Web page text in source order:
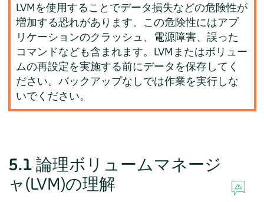
LVMを使用することでデータ損失などの危険性が
増加する恐れがあります。この危険性にはアプ
リケーションのクラッシュ、電源障害、誤った
コマンドなども含まれます。LVMまたはボリュー
ムの再設定を実施する前にデータを保存してく
ださい。バックアップなしでは作業を実行しな
いでください。
5.1 論理ボリュームマネージ
ャ(LVM)の理解